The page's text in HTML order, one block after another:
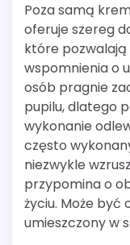
Poza samą
oferuje szereg
które pozwalają
wspomnienia o
osób pragnie
pupilu, dlatego
wykonanie
często
niezwykle
przypomina o
życiu. Może być
umieszczony w